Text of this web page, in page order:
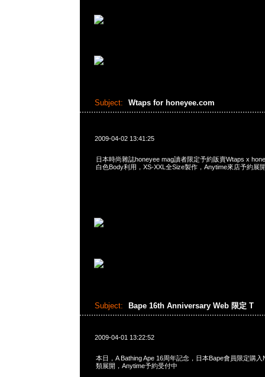
Subject: Wtaps for honeyee.com
2009-04-02 13:41:25
日本時尚雜誌honeyee mag讀者限定予約販賣Wtaps x
白色Body利用，XS-XXL全Size製作，Anytime來店予約展
Subject: Bape 16th Anniversary Web 限定 T
2009-04-01 13:22:52
本日，A Bathing Ape 16周年記念，日本Bape會員限定購
類展開，Anytime予約受付中